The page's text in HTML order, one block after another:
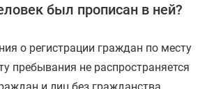
был прописан в ней?
о регистрации граждан по месту
пребывания не распространяется